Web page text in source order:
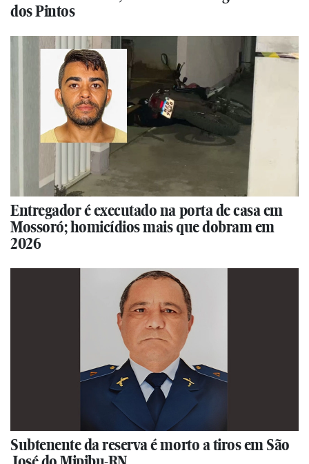
dos Pintos
Entregador é executado na porta de casa em
Mossoró; homicídios mais que dobram em
2026
Subtenente da reserva é morto a tiros em São